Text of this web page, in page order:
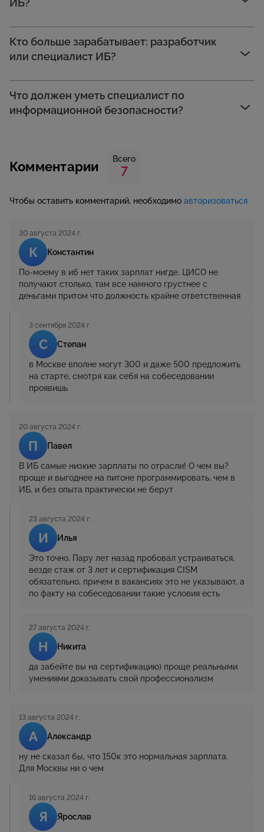
ИБ?
Кто больше зарабатывает: разработчик
или специалист ИБ?
Что должен уметь специалист по
информационной безопасности?
Комментарии Всего
7
Чтобы оставить комментарий, необходимо авторизоваться
К Константин
30 августа 2024 г.
По-моему в иб нет таких зарплат нигде. ЦИСО не
получают столько, там все намного грустнее с
деньгами притом что должность крайне ответственная
С Степан
3 сентября 2024 г.
в Москве вполне могут 300 и даже 500 предложить
на старте, смотря как себя на собеседовании
проявишь
П Павел
20 августа 2024 г.
В ИБ самые низкие зарплаты по отрасли! О чем вы?
проще и выгоднее на питоне программировать, чем в
ИБ, и без опыта практически не берут
И Илья
23 августа 2024 г.
Это точно. Пару лет назад пробовал устраиваться,
везде стаж от 3 лет и сертификация CISM
обязательно, причем в вакансиях это не указывают, а
по факту на собеседовании такие условия есть
Н Никита
27 августа 2024 г.
да забейте вы на сертификацию) проще реальными
умениями доказывать свой профессионализм
А Александр
13 августа 2024 г.
ну не сказал бы, что 150к это нормальная зарплата.
Для Москвы ни о чем
Я Ярослав
16 августа 2024 г.